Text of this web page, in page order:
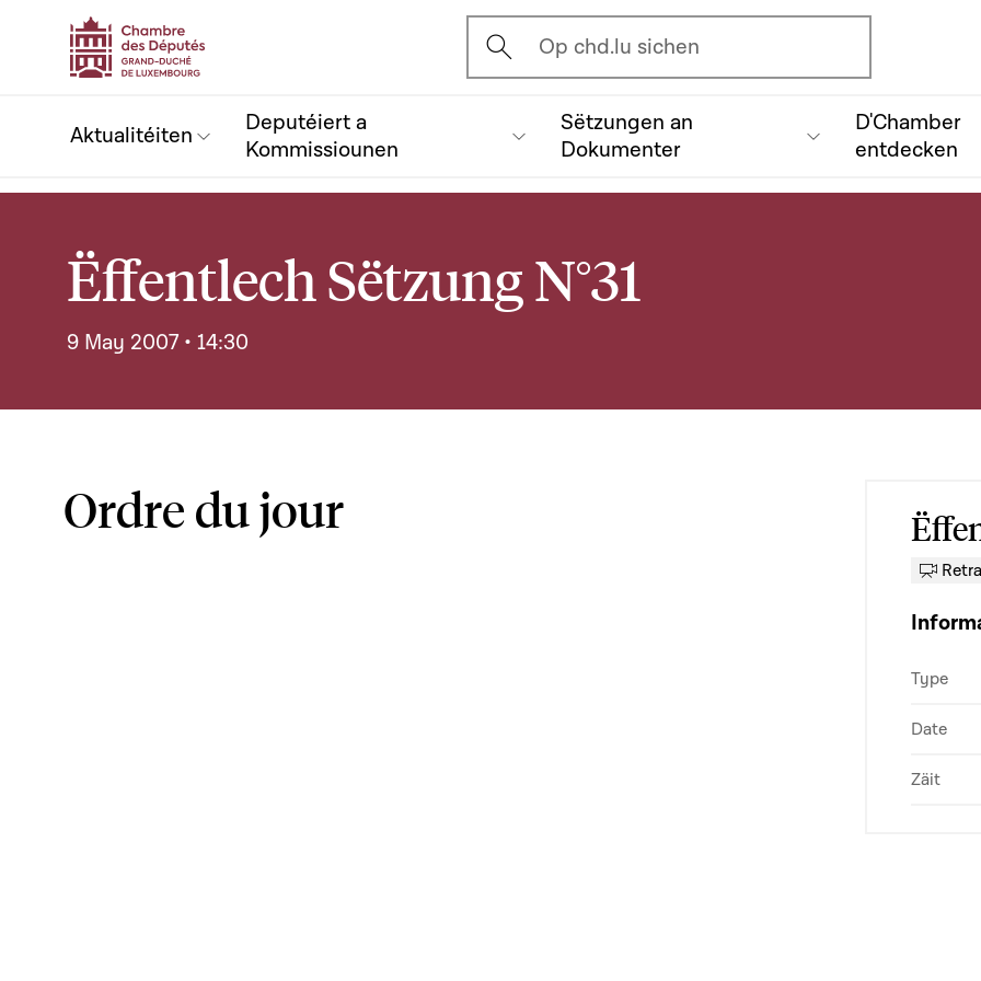
Ouvrir l'écran de recherche
Op chd.lu sichen
Aktualitéiten
Deputéiert a
Kommissiounen
Sëtzungen an
Dokumenter
D'Chamber
entdecken
Ëffentlech Sëtzung N°31
9 May 2007 • 14:30
Ordre du jour
Type
Date
Zäit